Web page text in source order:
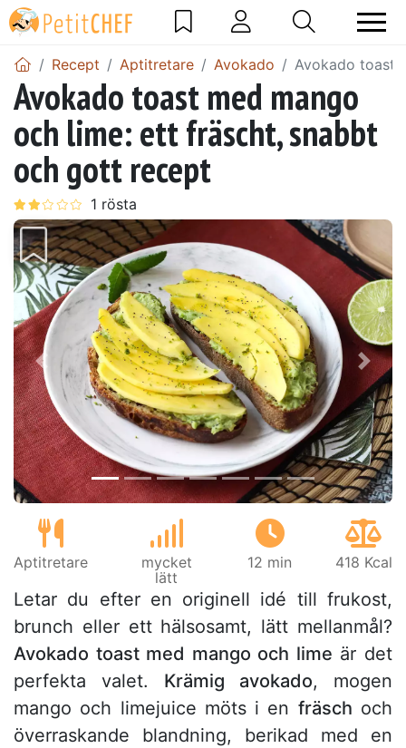
Recept Aptitretare Avokado Avokado toast
Avokado toast med mango
och lime: ett fräscht, snabbt
och gott recept
Föregående
Aptitretare
mycket
lätt
12 min 418 Kcal
Letar du efter en originell idé till frukost,
brunch eller ett hälsosamt, lätt mellanmål?
Avokado toast med mango och lime är det
perfekta valet. Krämig avokado, mogen
mango och limejuice möts i en fräsch och
överraskande blandning, berikad med en